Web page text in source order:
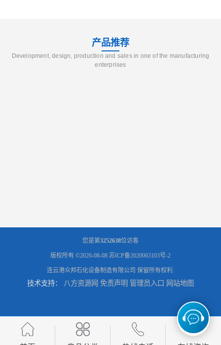
产品推荐
Development, design, production and sales in one of the manufacturing
enterprises
您是第3252638位访客
版权所有 ©2026-08-08 苏ICP备2020063103号-2
连云港众邦石化设备制造有限公司 保留所有权利.
技术支持： 八方资源网 免责声明 管理员入口 网站地图